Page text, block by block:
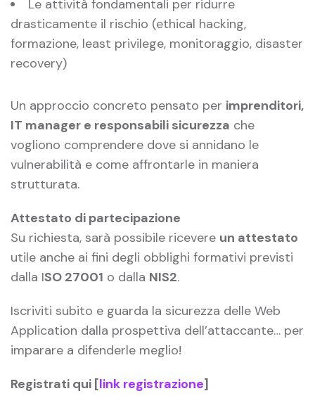
Le attività fondamentali per ridurre
drasticamente il rischio (ethical hacking,
formazione, least privilege, monitoraggio, disaster
recovery)
Un approccio concreto pensato per imprenditori,
IT manager e responsabili sicurezza che
vogliono comprendere dove si annidano le
vulnerabilità e come affrontarle in maniera
strutturata.
Attestato di partecipazione
Su richiesta, sarà possibile ricevere un attestato
utile anche ai fini degli obblighi formativi previsti
dalla ISO 27001 o dalla NIS2.
Iscriviti subito e guarda la sicurezza delle Web
Application dalla prospettiva dell’attaccante… per
imparare a difenderle meglio!
Registrati qui [link registrazione]